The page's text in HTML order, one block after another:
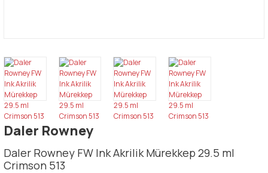
Daler Rowney
Daler Rowney FW Ink Akrilik Mürekkep 29.5 ml
Crimson 513